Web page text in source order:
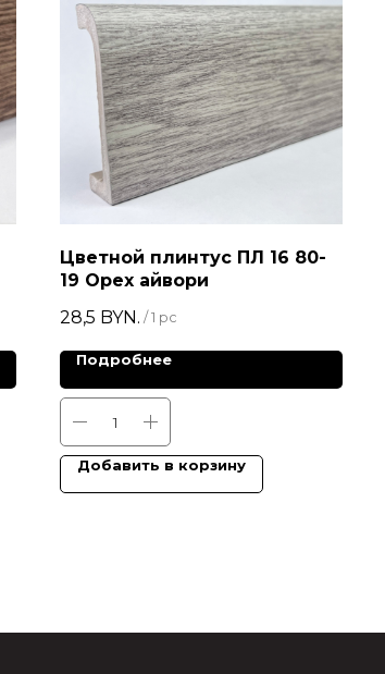
Цветной плинтус ПЛ 16 80-
19 Орех айвори
28,5 BYN. / 1 pc
Подробнее
Добавить в корзину